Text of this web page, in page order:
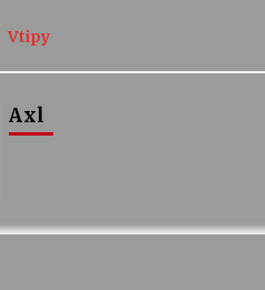
Vtipy
Axl